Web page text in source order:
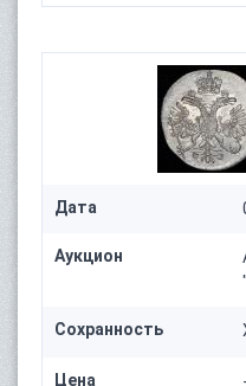
Дата
Аукцион
Сохранность
Цена -